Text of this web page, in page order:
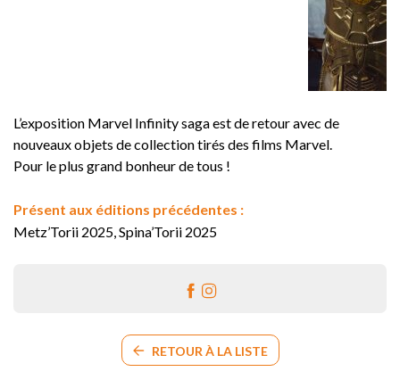
L’exposition Marvel Infinity saga est de retour avec de
nouveaux objets de collection tirés des films Marvel.
Pour le plus grand bonheur de tous !
Présent aux éditions précédentes :
Metz’Torii 2025, Spina’Torii 2025
RETOUR À LA LISTE